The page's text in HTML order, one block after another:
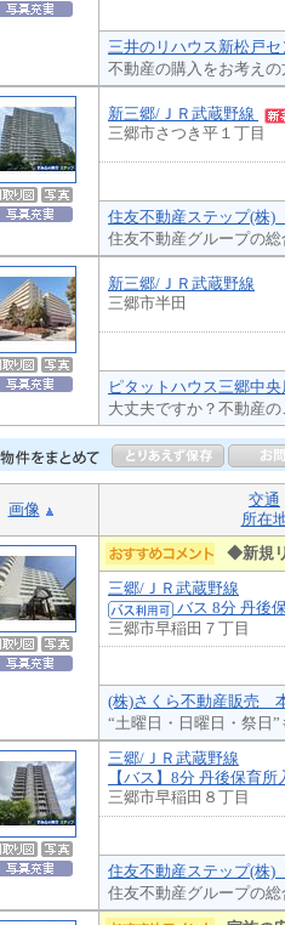
三井のリハウス新松戸
不動産の購入をお考え
新三郷/ＪＲ武蔵野線
三郷市さつき平１丁目
住友不動産ステップ(株)
住友不動産グループの
新三郷/ＪＲ武蔵野線
三郷市半田
ピタットハウス三郷中
大丈夫ですか？不動産
画像
交通
所在
◆新規
三郷/ＪＲ武蔵野線
バス 8分 丹後
三郷市早稲田７丁目
(株)さくら不動産販売
“土曜日・日曜日・祭日”
三郷/ＪＲ武蔵野線
【バス】8分 丹後保育
三郷市早稲田８丁目
住友不動産ステップ(株)
住友不動産グループの